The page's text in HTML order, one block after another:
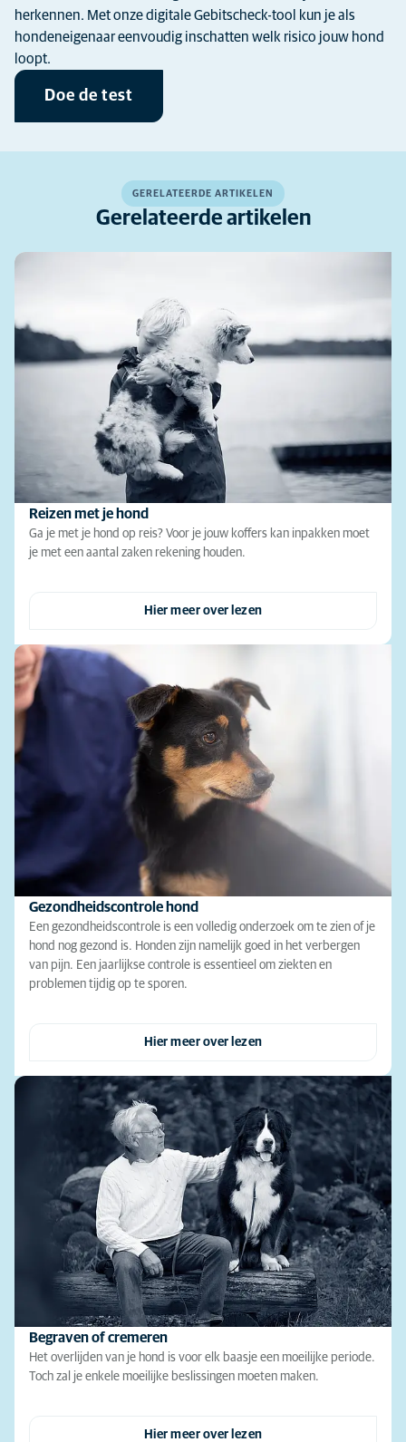
herkennen. Met onze digitale Gebitscheck-tool kun je als
hondeneigenaar eenvoudig inschatten welk risico jouw hond
loopt.
Doe de test
GERELATEERDE ARTIKELEN
Gerelateerde artikelen
Reizen met je hond
Ga je met je hond op reis? Voor je jouw koffers kan inpakken moet
je met een aantal zaken rekening houden.
Hier meer over lezen
Gezondheidscontrole hond
Een gezondheidscontrole is een volledig onderzoek om te zien of je
hond nog gezond is. Honden zijn namelijk goed in het verbergen
van pijn. Een jaarlijkse controle is essentieel om ziekten en
problemen tijdig op te sporen.
Hier meer over lezen
Begraven of cremeren
Het overlijden van je hond is voor elk baasje een moeilijke periode.
Toch zal je enkele moeilijke beslissingen moeten maken.
Hier meer over lezen